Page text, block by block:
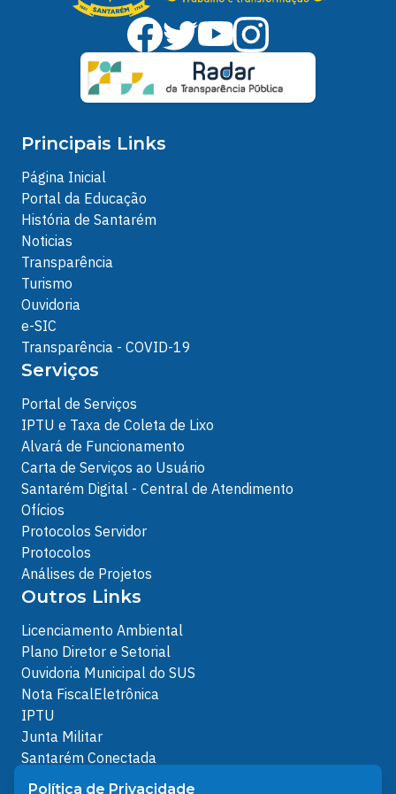
Principais Links
Página Inicial
Portal da Educação
História de Santarém
Noticias
Transparência
Turismo
Ouvidoria
e-SIC
Transparência - COVID-19
Serviços
Portal de Serviços
IPTU e Taxa de Coleta de Lixo
Alvará de Funcionamento
Carta de Serviços ao Usuário
Santarém Digital - Central de Atendimento
Ofícios
Protocolos Servidor
Protocolos
Análises de Projetos
Outros Links
Licenciamento Ambiental
Plano Diretor e Setorial
Ouvidoria Municipal do SUS
Nota FiscalEletrônica
IPTU
Junta Militar
Santarém Conectada
Política de Privacidade
Política de Privacidade